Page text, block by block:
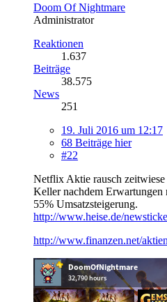
Doom Of Nightmare
Administrator
Reaktionen
1.637
Beiträge
38.575
News
251
19. Juli 2016 um 12:17
68 Beiträge hier
#22
Netflix Aktie rausch
Keller nachdem
55% Umsatzsteigerung.
http://www.heise.de/
http://www.finanzen.net/